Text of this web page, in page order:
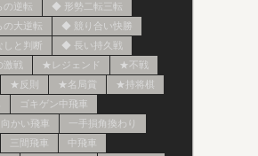
逆転
◆ 形勢二転三転
大逆転
◆ 競り合い快勝
と判断
◆ 長い持久戦
激戦
★レジェンド
★不戦
★反則 ★名局賞
★持将棋
ゴキゲン中飛車
かい飛車
一手損角換わり
三間飛車
中飛車